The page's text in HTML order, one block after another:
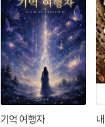
기억 여행자